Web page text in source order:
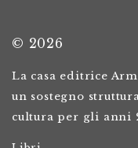
© 2026
La casa editrice
un sostegno
cultura per gli anni